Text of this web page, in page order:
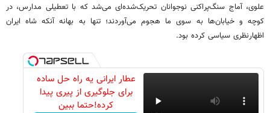
علوی، آماج سنگ‌پراکنی نوجوانان تحریک‌شده‌ای می‌شد که با تعطیلی مدارس، در
کوچه و خیابان‌ها به سوی ما هجوم می‌آوردند؛ تنها به بهانه آنکه شاه ایران
اظهارنظری سیاسی کرده بود.
عطار ایرانی یه راه حل ساده
برای جلوگیری از پیری پیدا
کرده!حتما ببین